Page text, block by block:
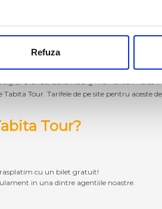
Refuza
Olanda, Luxemburg momentan nu se
Tour. Tarifele de pe site pentru
Tour?
cu un bilet gratuit!
in una dintre agentiile noastre.